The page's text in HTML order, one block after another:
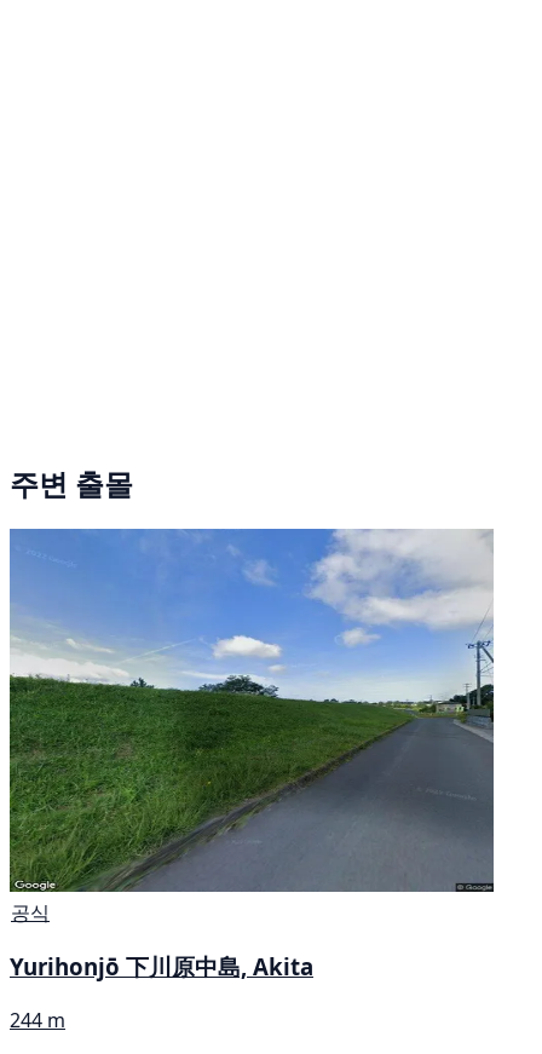
주변 출몰
공식
Yurihonjō 下川原中島, Akita
244 m